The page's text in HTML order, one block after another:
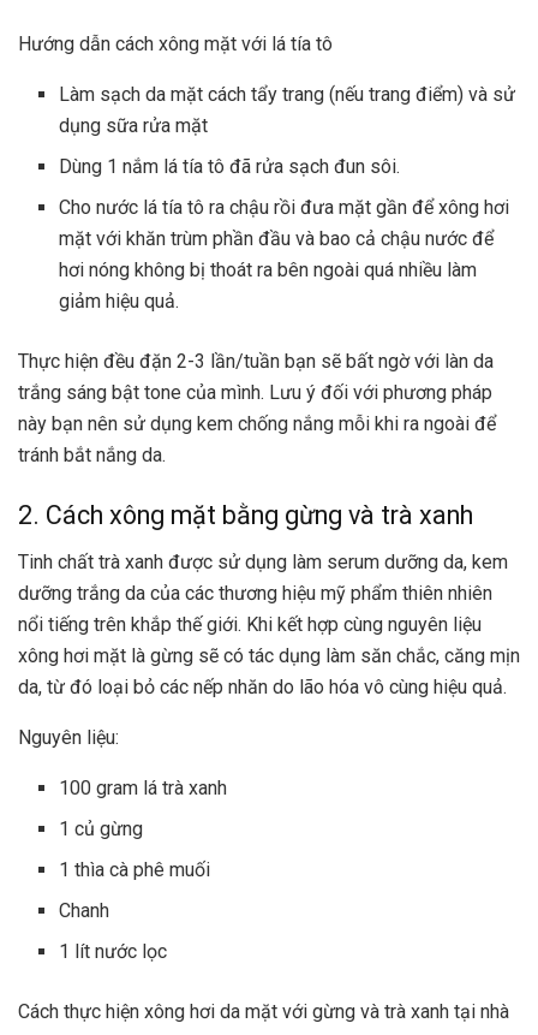
Hướng dẫn cách xông mặt với lá tía tô
Làm sạch da mặt cách tẩy trang (nếu trang điểm) và sử
dụng sữa rửa mặt
Dùng 1 nắm lá tía tô đã rửa sạch đun sôi.
Cho nước lá tía tô ra chậu rồi đưa mặt gần để xông hơi
mặt với khăn trùm phần đầu và bao cả chậu nước để
hơi nóng không bị thoát ra bên ngoài quá nhiều làm
giảm hiệu quả.
Thực hiện đều đặn 2-3 lần/tuần bạn sẽ bất ngờ với làn da
trắng sáng bật tone của mình. Lưu ý đối với phương pháp
này bạn nên sử dụng kem chống nắng mỗi khi ra ngoài để
tránh bắt nắng da.
2. Cách xông mặt bằng gừng và trà xanh
Tinh chất trà xanh được sử dụng làm serum dưỡng da, kem
dưỡng trắng da của các thương hiệu mỹ phẩm thiên nhiên
nổi tiếng trên khắp thế giới. Khi kết hợp cùng nguyên liệu
xông hơi mặt là gừng sẽ có tác dụng làm săn chắc, căng mịn
da, từ đó loại bỏ các nếp nhăn do lão hóa vô cùng hiệu quả.
Nguyên liệu:
100 gram lá trà xanh
1 củ gừng
1 thìa cà phê muối
Chanh
1 lít nước lọc
Cách thực hiện xông hơi da mặt với gừng và trà xanh tại nhà